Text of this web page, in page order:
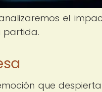
el
partida.
que